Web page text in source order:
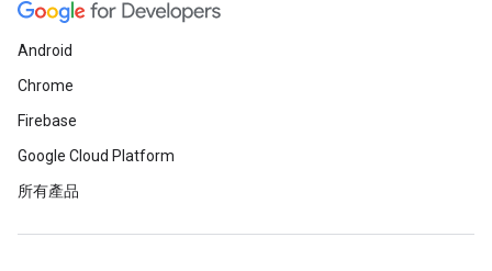
Android
Chrome
Firebase
Google Cloud Platform
所有產品